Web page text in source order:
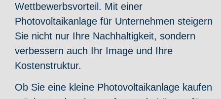
Wettbewerbsvorteil. Mit einer
Photovoltaikanlage für Unternehmen steigern
Sie nicht nur Ihre Nachhaltigkeit, sondern
verbessern auch Ihr Image und Ihre
Kostenstruktur.
Ob Sie eine kleine Photovoltaikanlage kaufen